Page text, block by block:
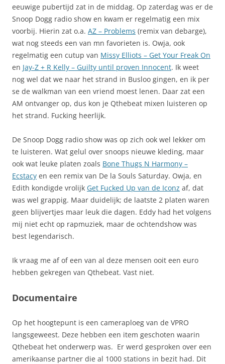
eeuwige pubertijd zat in de middag. Op zaterdag was er de
Snoop Dogg radio show en kwam er regelmatig een mix
voorbij. Hierin zat o.a. AZ – Problems (remix van debarge),
wat nog steeds een van mn favorieten is. Owja, ook
regelmatig een cutup van Missy Elliots – Get Your Freak On
en Jay-Z + R Kelly – Guilty until proven Innocent. Ik weet
nog wel dat we naar het strand in Busloo gingen, en ik per
se de walkman van een vriend moest lenen. Daar zat een
AM ontvanger op, dus kon je Qthebeat mixen luisteren op
het strand. Fucking heerlijk.
De Snoop Dogg radio show was op zich ook wel lekker om
te luisteren. Wat gelul over snoops nieuwe kleding, maar
ook wat leuke platen zoals Bone Thugs N Harmony –
Ecstacy en een remix van De la Souls Saturday. Owja, en
Edith kondigde vrolijk Get Fucked Up van de Iconz af, dat
was wel grappig. Maar duidelijk; de laatste 2 platen waren
geen blijvertjes maar leuk die dagen. Eddy had het volgens
mij niet echt op rapmuziek, maar de ochtendshow was
best legendarisch.
Ik vraag me af of een van al deze mensen ooit een euro
hebben gekregen van Qthebeat. Vast niet.
Documentaire
Op het hoogtepunt is een cameraploeg van de VPRO
langsgeweest. Deze hebben een item geschoten waarin
Qthebeat het onderwerp was. Er werd gesproken over een
amerikaanse partner die al 1000 stations in bezit had. Dit